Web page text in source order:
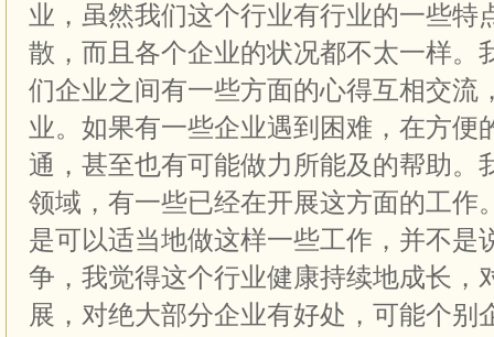
业，虽然我们这个行业有行业的一些特
散，而且各个企业的状况都不太一样。
们企业之间有一些方面的心得互相交流
业。如果有一些企业遇到困难，在方便
通，甚至也有可能做力所能及的帮助。
领域，有一些已经在开展这方面的工作
是可以适当地做这样一些工作，并不是
争，我觉得这个行业健康持续地成长，
展，对绝大部分企业有好处，可能个别